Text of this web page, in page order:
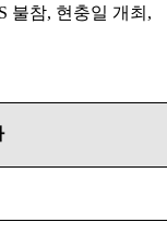
불참, 현충일 개최,